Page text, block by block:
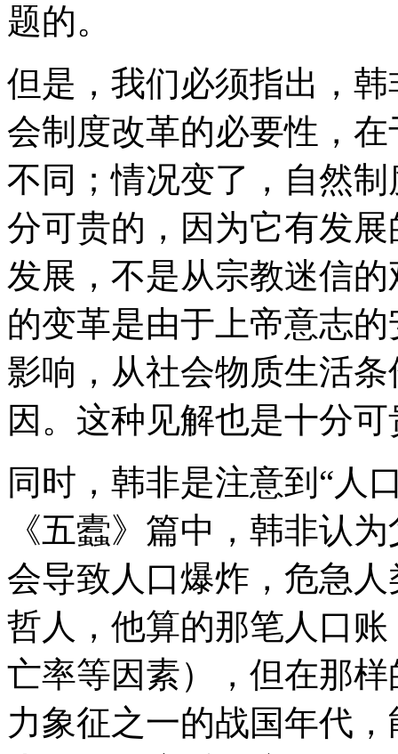
题的。
但是，我们必须指出，
会制度改革的必要性，
不同；情况变了，自然
分可贵的，因为它有发
发展，不是从宗教迷信
的变革是由于上帝意志
影响，从社会物质生活
因。这种见解也是十分
同时，韩非是注意到“人
《五蠹》篇中，韩非认
会导致人口爆炸，危急
哲人，他算的那笔人口
亡率等因素），但在那
力象征之一的战国年代